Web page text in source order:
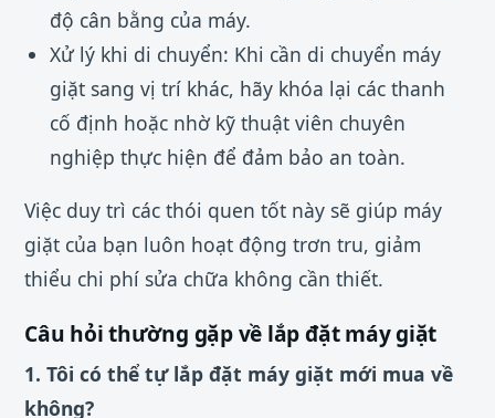
độ cân bằng của máy.
Xử lý khi di chuyển: Khi cần di chuyển máy
giặt sang vị trí khác, hãy khóa lại các thanh
cố định hoặc nhờ kỹ thuật viên chuyên
nghiệp thực hiện để đảm bảo an toàn.
Việc duy trì các thói quen tốt này sẽ giúp máy
giặt của bạn luôn hoạt động trơn tru, giảm
thiểu chi phí sửa chữa không cần thiết.
Câu hỏi thường gặp về lắp đặt máy giặt
1. Tôi có thể tự lắp đặt máy giặt mới mua về
không?